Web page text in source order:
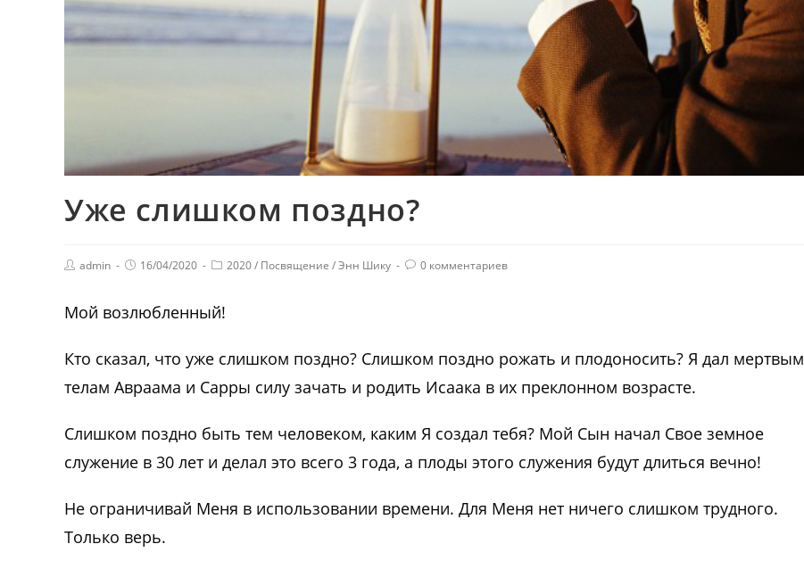
Уже слишком поздно?
admin 16/04/2020 2020/ Посвящение /Энн Шику 0 комментариев
Мой возлюбленный!
Кто сказал, что уже слишком поздно? Слишком поздно рожать и плодоносить? Я дал мертвым
телам Авраама и Сарры силу зачать и родить Исаака в их преклонном возрасте.
Слишком поздно быть тем человеком, каким Я создал тебя? Мой Сын начал Свое земное
служение в 30 лет и делал это всего 3 года, а плоды этого служения будут длиться вечно!
Не ограничивай Меня в использовании времени. Для Меня нет ничего слишком трудного.
Только верь.